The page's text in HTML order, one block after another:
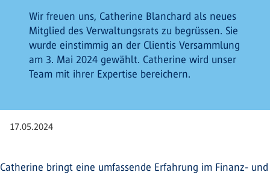
Wir freuen uns, Catherine Blanchard als neues
Mitglied des Verwaltungsrats zu begrüssen. Sie
wurde einstimmig an der Clientis Versammlung
am 3. Mai 2024 gewählt. Catherine wird unser
Team mit ihrer Expertise bereichern.
17.05.2024
Catherine bringt eine umfassende Erfahrung im Finanz- und